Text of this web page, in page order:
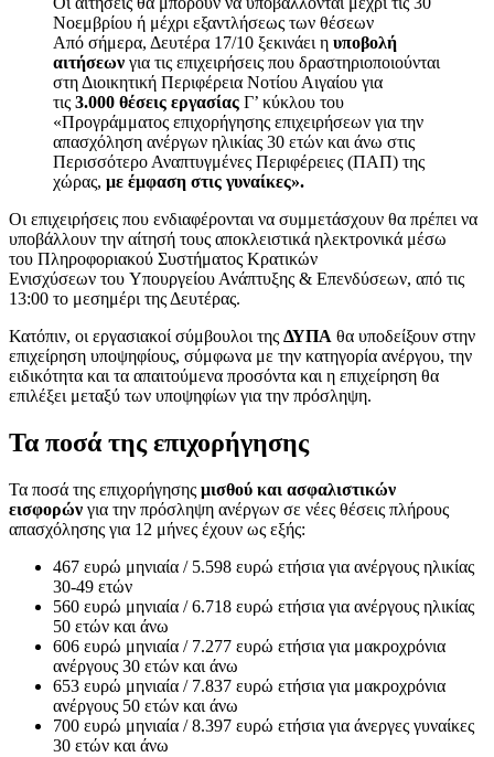
Νοεμβρίου ή μέχρι εξαντλήσεως των θέσεων
Από σήμερα, Δευτέρα 17/10 ξεκινάει η υποβολή
αιτήσεων για τις επιχειρήσεις που δραστηριοποιούνται
στη Διοικητική Περιφέρεια Νοτίου Αιγαίου για
τις 3.000 θέσεις εργασίας Γ’ κύκλου του
«Προγράμματος επιχορήγησης επιχειρήσεων για την
απασχόληση ανέργων ηλικίας 30 ετών και άνω στις
Περισσότερο Αναπτυγμένες Περιφέρειες (ΠΑΠ) της
χώρας, με έμφαση στις γυναίκες».
Οι επιχειρήσεις που ενδιαφέρονται να συμμετάσχουν θα πρέπει να
υποβάλλουν την αίτησή τους αποκλειστικά ηλεκτρονικά μέσω
του Πληροφοριακού Συστήματος Κρατικών
Ενισχύσεων του Υπουργείου Ανάπτυξης & Επενδύσεων, από τις
13:00 το μεσημέρι της Δευτέρας.
Κατόπιν, οι εργασιακοί σύμβουλοι της ΔΥΠΑ θα υποδείξουν στην
επιχείρηση υποψηφίους, σύμφωνα με την κατηγορία ανέργου, την
ειδικότητα και τα απαιτούμενα προσόντα και η επιχείρηση θα
επιλέξει μεταξύ των υποψηφίων για την πρόσληψη.
Τα ποσά της επιχορήγησης
Τα ποσά της επιχορήγησης μισθού και ασφαλιστικών
εισφορών για την πρόσληψη ανέργων σε νέες θέσεις πλήρους
απασχόλησης για 12 μήνες έχουν ως εξής:
467 ευρώ μηνιαία / 5.598 ευρώ ετήσια για ανέργους ηλικίας
30-49 ετών
560 ευρώ μηνιαία / 6.718 ευρώ ετήσια για ανέργους ηλικίας
50 ετών και άνω
606 ευρώ μηνιαία / 7.277 ευρώ ετήσια για μακροχρόνια
ανέργους 30 ετών και άνω
653 ευρώ μηνιαία / 7.837 ευρώ ετήσια για μακροχρόνια
ανέργους 50 ετών και άνω
700 ευρώ μηνιαία / 8.397 ευρώ ετήσια για άνεργες γυναίκες
30 ετών και άνω